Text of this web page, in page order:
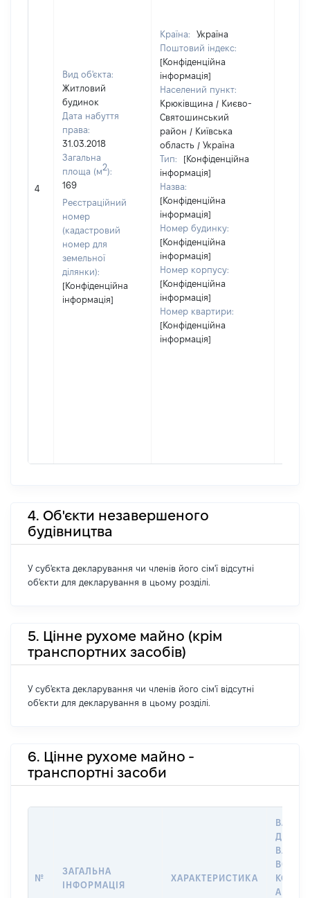
4
Вид об'єкта:
Житловий
будинок
Дата набуття
права:
31.03.2018
Загальна
площа (м2):
169
Реєстраційний
номер
(кадастровий
номер для
земельної
ділянки):
[Конфіденційна
інформація]
Країна:
Україна
Поштовий індекс:
[Конфіденційна
інформація]
Населений пункт:
Крюківщина / Києво-
Святошинський
район / Київська
область / Україна
Тип:
[Конфіденційна
інформація]
Назва:
[Конфіденційна
інформація]
Номер будинку:
[Конфіденційна
інформація]
Номер корпусу:
[Конфіденційна
інформація]
Номер квартири:
[Конфіденційна
інформація]
4. Об'єкти незавершеного
будівництва
У суб'єкта декларування чи членів його сім'ї відсутні
об'єкти для декларування в цьому розділі.
5. Цінне рухоме майно (крім
транспортних засобів)
У суб'єкта декларування чи членів його сім'ї відсутні
об'єкти для декларування в цьому розділі.
6. Цінне рухоме майно -
транспортні засоби
№
ЗАГАЛЬНА
ІНФОРМАЦІЯ
ХАРАКТЕРИСТИКА
ДАТУ
АБО